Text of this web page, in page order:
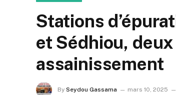
Stations
et Sédhiou,
assainissement
By Seydou Gassama mars 10, 2025